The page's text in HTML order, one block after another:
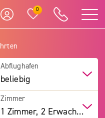
0
Abflughafen
beliebig
Zimmer
1 Zimmer, 2 Erwachsene